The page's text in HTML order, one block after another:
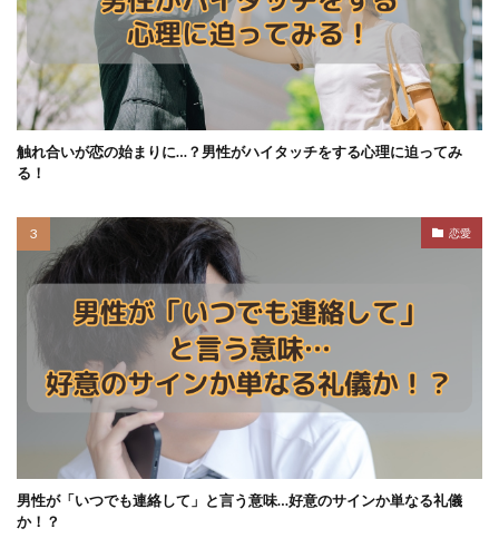
触れ合いが恋の始まりに…？男性がハイタッチをする心理に迫ってみ
る！
恋愛
男性が「いつでも連絡して」と言う意味…好意のサインか単なる礼儀
か！？